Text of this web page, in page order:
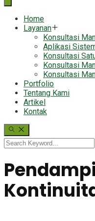
Home
Layanan
Konsultasi
Aplikasi
Konsultasi
Konsultasi
Konsultasi
Portfolio
Tentang Kami
Artikel
Kontak